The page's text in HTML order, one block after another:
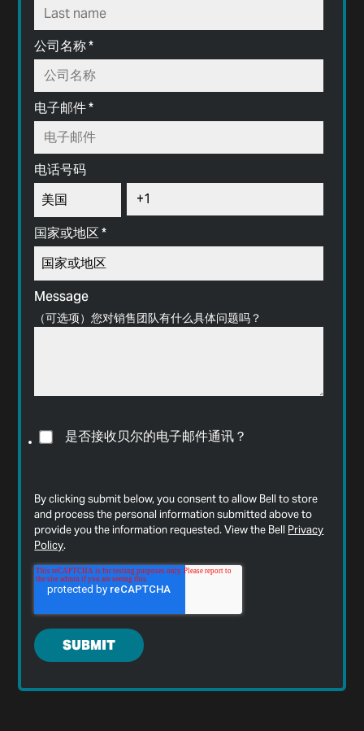
公司名称*
电子邮件*
电话号码
国家或地区 *
Message
（可选项）您对销售团队有什么具体问题吗？
是否接收贝尔的电子邮件通讯？
By clicking submit below, you consent to allow Bell to store
and process the personal information submitted above to
provide you the information requested. View the Bell Privacy
Policy.